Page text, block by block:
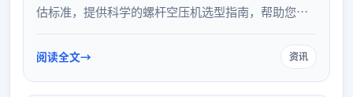
估标准，提供科学的螺杆空压机选型指南，帮助您避
设备，保障稳定运行。
阅读全文 资讯